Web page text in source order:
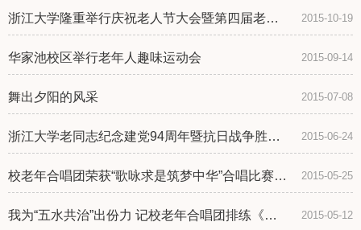
浙江大学隆重举行庆祝老人节大会暨第四届老年
人趣味运动会
2015-10-19
华家池校区举行老年人趣味运动会 2015-09-14
舞出夕阳的风采 2015-07-08
浙江大学老同志纪念建党94周年暨抗日战争胜利7
0周年演唱会圆满举行
2015-06-24
校老年合唱团荣获“歌咏求是筑梦中华”合唱比赛表
演奖
2015-05-25
我为“五水共治”出份力 记校老年合唱团排练《大
2015-05-12